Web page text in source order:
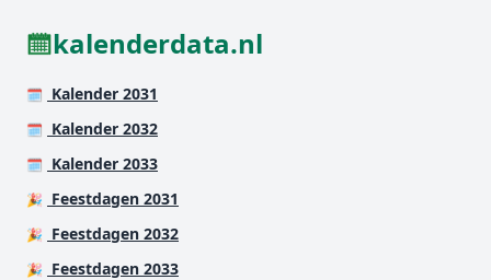
kalenderdata.nl
🗓️ Kalender 2031
🗓️ Kalender 2032
🗓️ Kalender 2033
🎉 Feestdagen 2031
🎉 Feestdagen 2032
🎉 Feestdagen 2033